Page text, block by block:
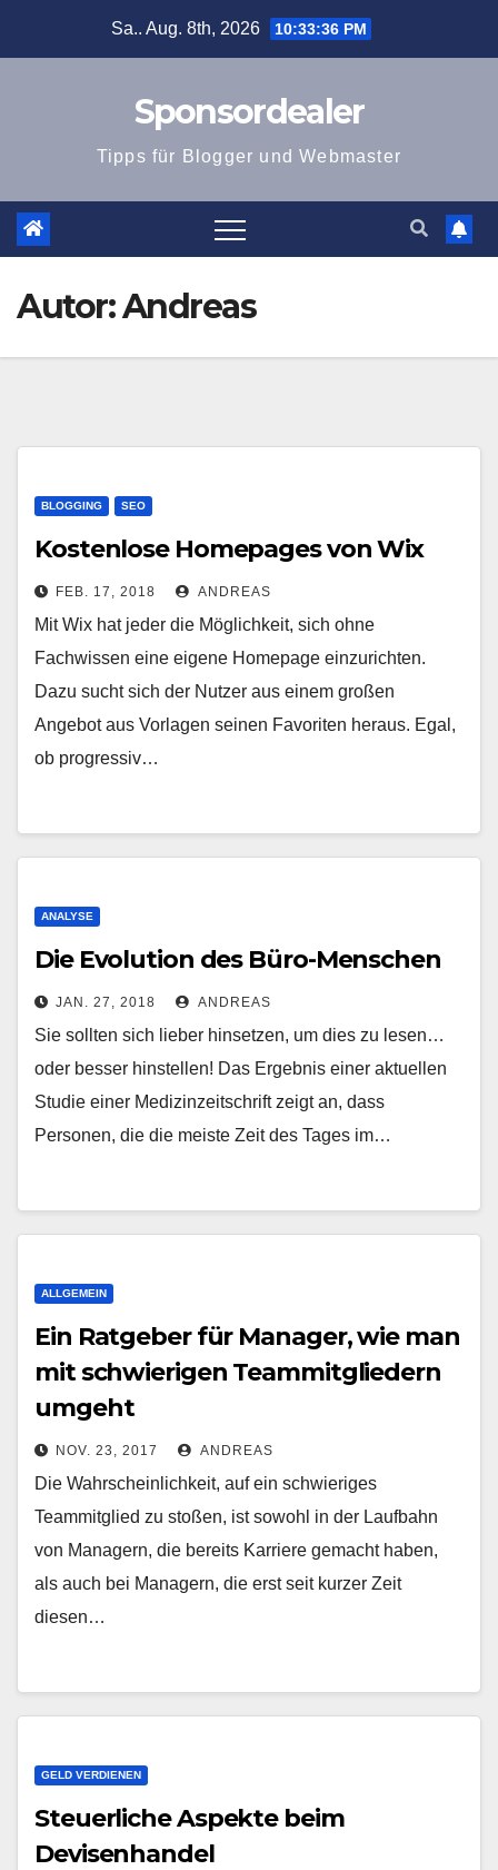
Sa.. Aug. 8th, 2026 10:33:37 PM
Sponsordealer
Tipps für Blogger und Webmaster
Autor:Andreas
BLOGGING SEO
Kostenlose Homepages von Wix
FEB. 17, 2018 ANDREAS
Mit Wix hat jeder die Möglichkeit, sich ohne
Fachwissen eine eigene Homepage einzurichten.
Dazu sucht sich der Nutzer aus einem großen
Angebot aus Vorlagen seinen Favoriten heraus. Egal,
ob progressiv…
ANALYSE
Die Evolution des Büro-Menschen
JAN. 27, 2018 ANDREAS
Sie sollten sich lieber hinsetzen, um dies zu lesen…
oder besser hinstellen! Das Ergebnis einer aktuellen
Studie einer Medizinzeitschrift zeigt an, dass
Personen, die die meiste Zeit des Tages im…
ALLGEMEIN
Ein Ratgeber für Manager, wie man
mit schwierigen Teammitgliedern
umgeht
NOV. 23, 2017 ANDREAS
Die Wahrscheinlichkeit, auf ein schwieriges
Teammitglied zu stoßen, ist sowohl in der Laufbahn
von Managern, die bereits Karriere gemacht haben,
als auch bei Managern, die erst seit kurzer Zeit
diesen…
GELD VERDIENEN
Steuerliche Aspekte beim
Devisenhandel